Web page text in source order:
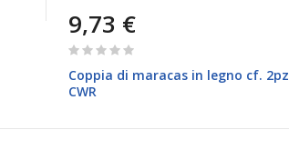
9,73 €
Rating:
Coppia di maracas in legno cf. 2pz
CWR